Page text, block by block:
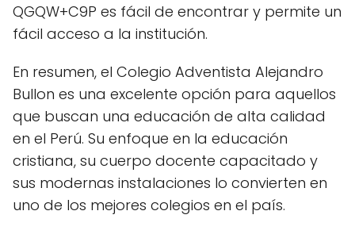
QGQW+C9P es fácil de encontrar y permite un
fácil acceso a la institución.
En resumen, el Colegio Adventista Alejandro
Bullon es una excelente opción para aquellos
que buscan una educación de alta calidad
en el Perú. Su enfoque en la educación
cristiana, su cuerpo docente capacitado y
sus modernas instalaciones lo convierten en
uno de los mejores colegios en el país.